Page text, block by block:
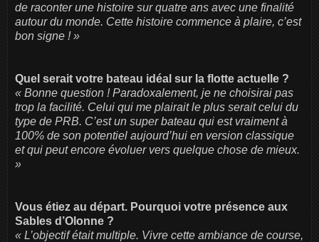
de raconter une histoire sur quatre ans avec une finalité
autour du monde. Cette histoire commence à plaire, c’est
bon signe ! »
Quel serait votre bateau idéal sur la flotte actuelle ?
« Bonne question ! Paradoxalement, je ne choisirai pas
trop la facilité. Celui qui me plairait le plus serait celui du
type de PRB. C’est un super bateau qui est vraiment à
100% de son potentiel aujourd’hui en version classique
et qui peut encore évoluer vers quelque chose de mieux.
»
Vous étiez au départ. Pourquoi votre présence aux
Sables d’Olonne ?
« L’objectif était multiple. Vivre cette ambiance de course,